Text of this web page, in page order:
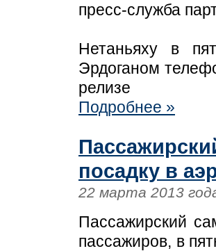
пресс-служба
Нетаньяху в
Эрдоганом
релизе
Подробнее »
посадку в
22 марта 2013
Пассажирский
пассажиров, в